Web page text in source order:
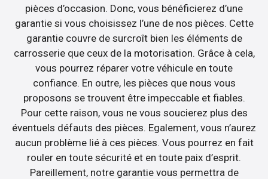
pièces d’occasion. Donc, vous bénéficierez d’une
garantie si vous choisissez l’une de nos pièces. Cette
garantie couvre de surcroît bien les éléments de
carrosserie que ceux de la motorisation. Grâce à cela,
vous pourrez réparer votre véhicule en toute
confiance. En outre, les pièces que nous vous
proposons se trouvent être impeccable et fiables.
Pour cette raison, vous ne vous soucierez plus des
éventuels défauts des pièces. Egalement, vous n’aurez
aucun problème lié à ces pièces. Vous pourrez en fait
rouler en toute sécurité et en toute paix d’esprit.
Pareillement, notre garantie vous permettra de